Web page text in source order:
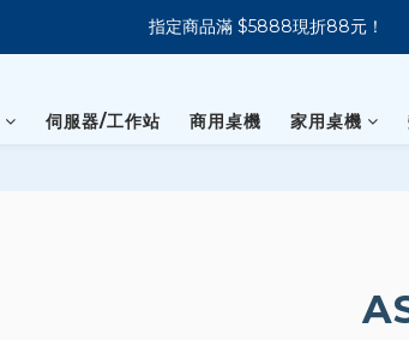
新會員下單 送 7-11 美式咖啡
指定商品滿 $5888現折88元！
伺服器/工作站 商用桌機 家用桌機